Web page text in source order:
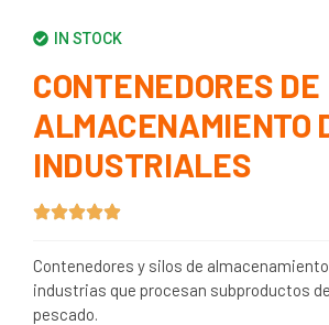
IN STOCK
CONTENEDORES DE
ALMACENAMIENTO
INDUSTRIALES
Contenedores y silos de
industrias que procesan subproductos
pescado.